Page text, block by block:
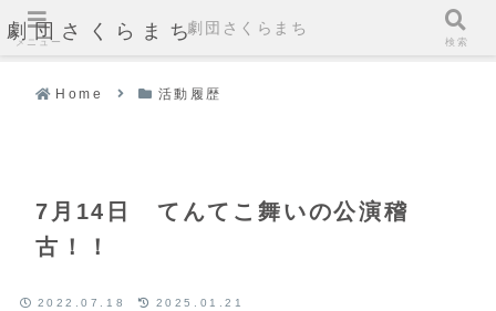
劇団さくらまち
Home 活動履歴
7月14日 てんてこ舞いの公演稽
古！！
2022.07.18 2025.01.21
メニュー
劇団さくらまち
検索